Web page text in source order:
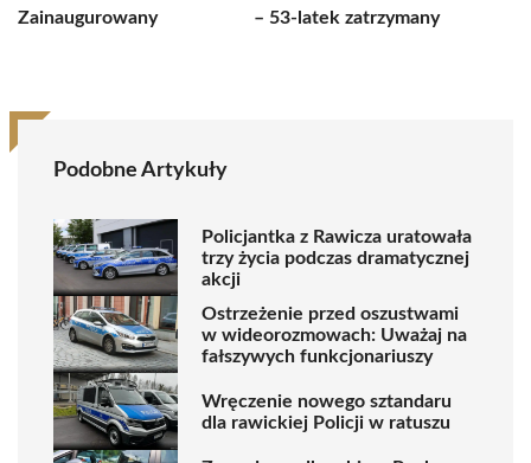
Zainaugurowany
– 53-latek zatrzymany
Podobne Artykuły
Policjantka z Rawicza uratowała
trzy życia podczas dramatycznej
akcji
Ostrzeżenie przed oszustwami
w wideorozmowach: Uważaj na
fałszywych funkcjonariuszy
Wręczenie nowego sztandaru
dla rawickiej Policji w ratuszu